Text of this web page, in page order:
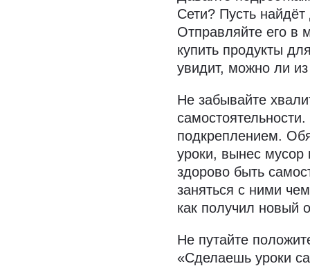
Сети? Пусть
Отправляйте его в
купить продукты
увидит, можно ли из
Не забывайте
подкреплением.
уроки, вынес мусор
здорово быть
заняться с ними
как получил новый
Не путайте
«Сделаешь уроки